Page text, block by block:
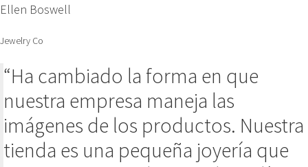
Ellen Boswell
Jewelry Co
“Ha cambiado la forma en que
nuestra empresa maneja las
imágenes de los productos. Nuestra
tienda es una pequeña joyería que